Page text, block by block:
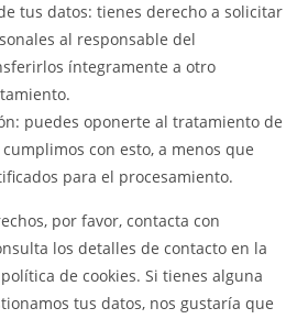
tus datos: tienes derecho a solicitar
al responsable del
íntegramente a otro
puedes oponerte al tratamiento de
con esto, a menos que
para el procesamiento.
por favor, contacta con
los detalles de contacto en la
de cookies. Si tienes alguna
tus datos, nos gustaría que